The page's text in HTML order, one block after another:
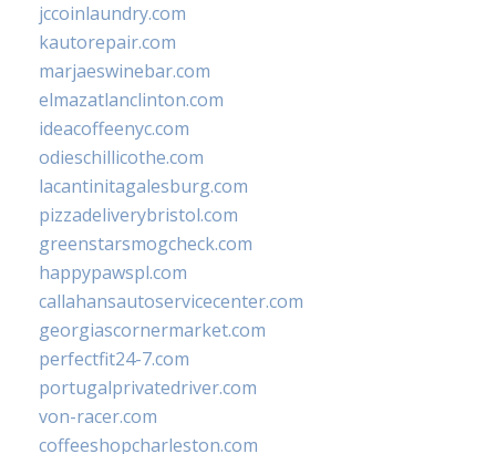
jccoinlaundry.com
kautorepair.com
marjaeswinebar.com
elmazatlanclinton.com
ideacoffeenyc.com
odieschillicothe.com
lacantinitagalesburg.com
pizzadeliverybristol.com
greenstarsmogcheck.com
happypawspl.com
callahansautoservicecenter.com
georgiascornermarket.com
perfectfit24-7.com
portugalprivatedriver.com
von-racer.com
coffeeshopcharleston.com